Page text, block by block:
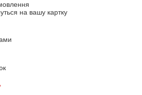
на вашу картку